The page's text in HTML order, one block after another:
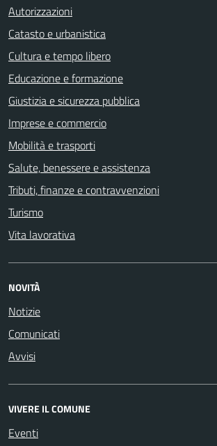
Autorizzazioni
Catasto e urbanistica
Cultura e tempo libero
Educazione e formazione
Giustizia e sicurezza pubblica
Imprese e commercio
Mobilità e trasporti
Salute, benessere e assistenza
Tributi, finanze e contravvenzioni
Turismo
Vita lavorativa
NOVITÀ
Notizie
Comunicati
Avvisi
VIVERE IL COMUNE
Eventi